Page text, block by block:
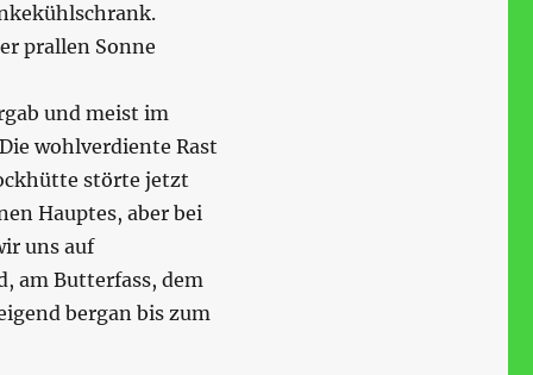
prallen Sonne
und meist im
wohlverdiente Rast
störte jetzt
Hauptes, aber bei
uns auf
am Butterfass, dem
bergan bis zum